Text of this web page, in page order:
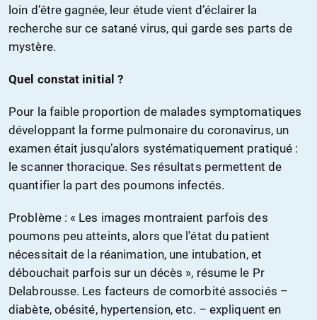
loin d’être gagnée, leur étude vient d’éclairer la
recherche sur ce satané virus, qui garde ses parts de
mystère.
Quel constat initial ?
Pour la faible proportion de malades symptomatiques
développant la forme pulmonaire du coronavirus, un
examen était jusqu’alors systématiquement pratiqué :
le scanner thoracique. Ses résultats permettent de
quantifier la part des poumons infectés.
Problème : « Les images montraient parfois des
poumons peu atteints, alors que l’état du patient
nécessitait de la réanimation, une intubation, et
débouchait parfois sur un décès », résume le Pr
Delabrousse. Les facteurs de comorbité associés –
diabète, obésité, hypertension, etc. – expliquent en